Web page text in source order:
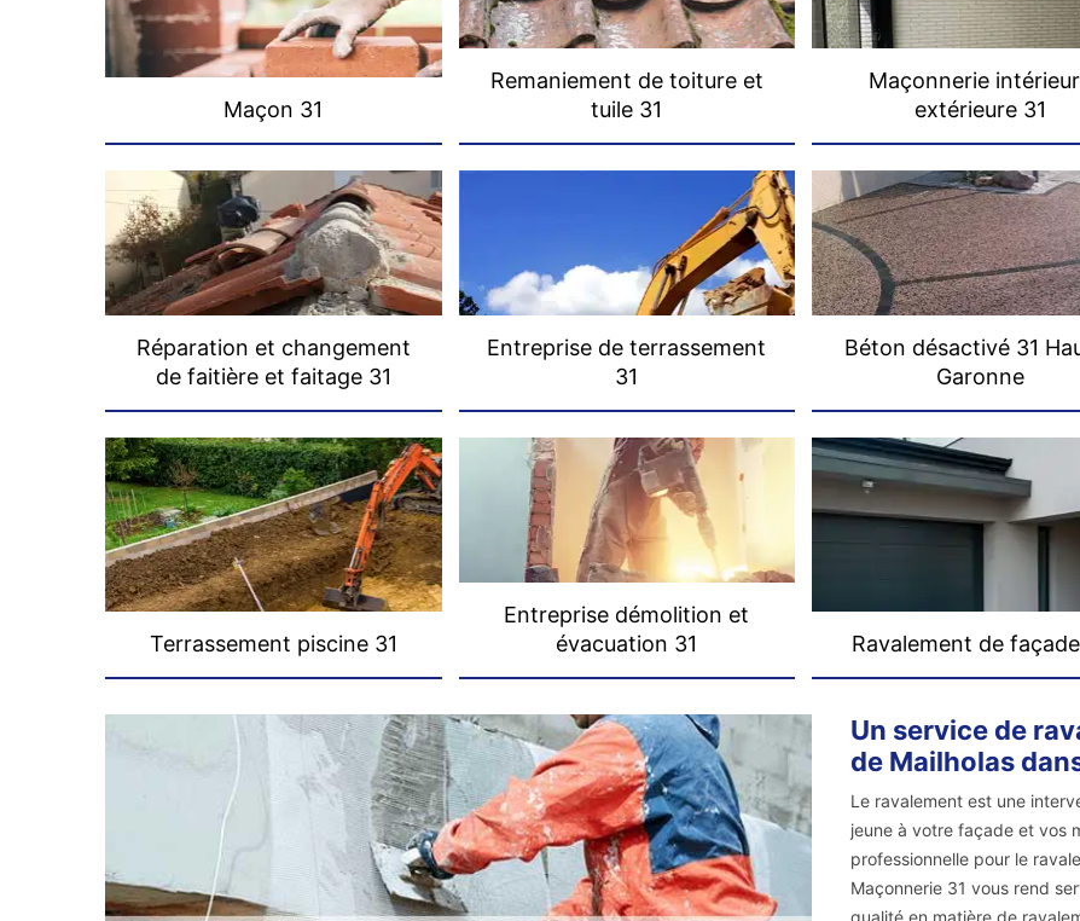
Maçon 31
Remaniement de toiture et
tuile 31
Maçonnerie
extérieure 31
Réparation et changement
de faitière et faitage 31
Entreprise de terrassement
31
Béton désactivé 31
Garonne
Terrassement piscine 31
Entreprise démolition et
évacuation 31
Ravalement de
Un service de
de Mailholas
Le ravalement est une
jeune à votre façade et vos
professionnelle pour le
Maçonnerie 31 vous rend
qualité en matière de